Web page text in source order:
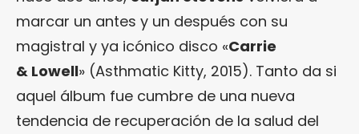
marcar un antes y un después con su
magistral y ya icónico disco «Carrie
& Lowell» (Asthmatic Kitty, 2015). Tanto da si
aquel álbum fue cumbre de una nueva
tendencia de recuperación de la salud del